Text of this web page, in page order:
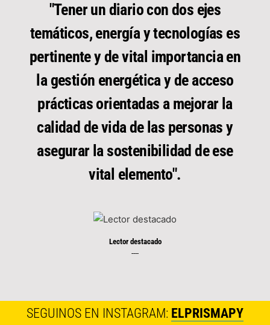
"Tener un diario con dos ejes
temáticos, energía y tecnologías es
pertinente y de vital importancia en
la gestión energética y de acceso
prácticas orientadas a mejorar la
calidad de vida de las personas y
asegurar la sostenibilidad de ese
vital elemento".
Lector destacado
----
SEGUINOS EN INSTAGRAM: ELPRISMAPY